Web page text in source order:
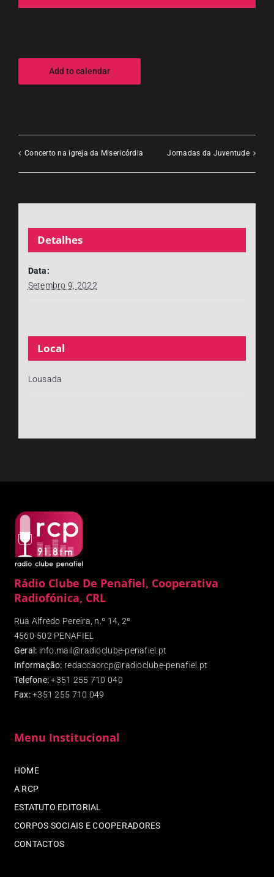
Add to calendar
Concerto na igreja da Misericórdia Jornadas da Juventude
Detalhes
Data:
Setembro 9, 2022
Local
Lousada
Rádio Clube De Penafiel, Cooperativa
Radiofónica, CRL
Rua Alfredo Pereira, n.º 14, 2º
4560-502 PENAFIEL
Geral: info.mail@radioclube-penafiel.pt
Informação: redaccaorcp@radioclube-penafiel.pt
Telefone: +351 255 710 040
Fax:+351 255 710 049
Menu Institucional
HOME
A RCP
ESTATUTO EDITORIAL
CORPOS SOCIAIS E COOPERADORES
CONTACTOS